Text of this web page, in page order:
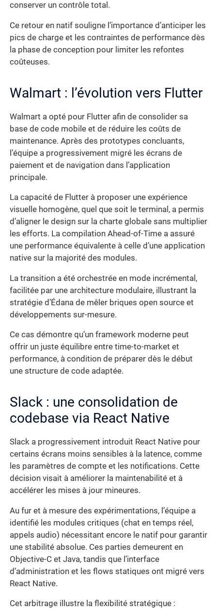
conserver un contrôle total.
Ce retour en natif souligne l’importance d’anticiper les
pics de charge et les contraintes de performance dès
la phase de conception pour limiter les refontes
coûteuses.
Walmart : l’évolution vers Flutter
Walmart a opté pour Flutter afin de consolider sa
base de code mobile et de réduire les coûts de
maintenance. Après des prototypes concluants,
l’équipe a progressivement migré les écrans de
paiement et de navigation dans l’application
principale.
La capacité de Flutter à proposer une expérience
visuelle homogène, quel que soit le terminal, a permis
d’aligner le design sur la charte globale sans multiplier
les efforts. La compilation Ahead-of-Time a assuré
une performance équivalente à celle d’une application
native sur la majorité des modules.
La transition a été orchestrée en mode incrémental,
facilitée par une architecture modulaire, illustrant la
stratégie d’Édana de mêler briques open source et
développements sur-mesure.
Ce cas démontre qu’un framework moderne peut
offrir un juste équilibre entre time-to-market et
performance, à condition de préparer dès le début
une structure de code adaptée.
Slack : une consolidation de
codebase via React Native
Slack a progressivement introduit React Native pour
certains écrans moins sensibles à la latence, comme
les paramètres de compte et les notifications. Cette
décision visait à améliorer la maintenabilité et à
accélérer les mises à jour mineures.
Au fur et à mesure des expérimentations, l’équipe a
identifié les modules critiques (chat en temps réel,
appels audio) nécessitant encore le natif pour garantir
une stabilité absolue. Ces parties demeurent en
Objective-C et Java, tandis que l’interface
d’administration et les flows statiques ont migré vers
React Native.
Cet arbitrage illustre la flexibilité stratégique :